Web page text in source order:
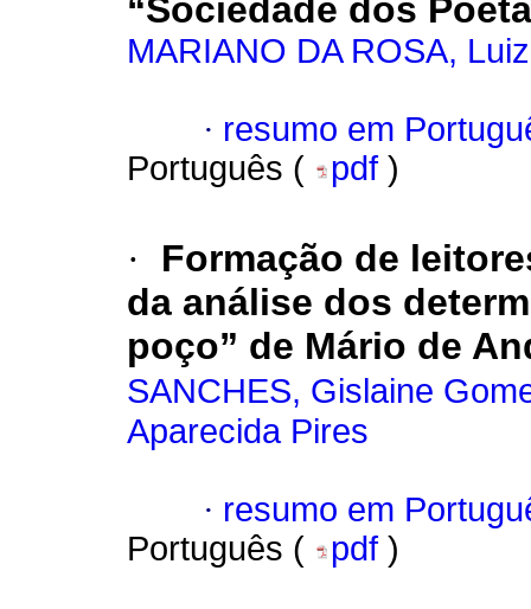
“Sociedade dos
MARIANO DA ROSA,
· resumo em
Português (
pdf )
·
Formação de
da análise dos
poço” de Mário de
SANCHES, Gislaine
Aparecida Pires
· resumo em
Português (
pdf )